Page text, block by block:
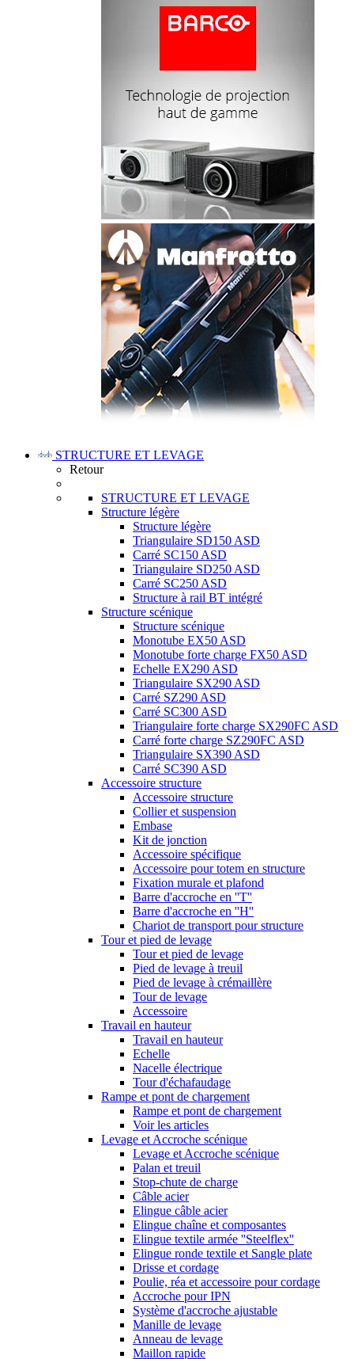
STRUCTURE ET LEVAGE
Retour
STRUCTURE ET LEVAGE
Structure légère
Structure légère
Triangulaire SD150 ASD
Carré SC150 ASD
Triangulaire SD250 ASD
Carré SC250 ASD
Structure à rail BT intégré
Structure scénique
Structure scénique
Monotube EX50 ASD
Monotube forte charge FX50 ASD
Echelle EX290 ASD
Triangulaire SX290 ASD
Carré SZ290 ASD
Carré SC300 ASD
Triangulaire forte charge SX290FC ASD
Carré forte charge SZ290FC ASD
Triangulaire SX390 ASD
Carré SC390 ASD
Accessoire structure
Accessoire structure
Collier et suspension
Embase
Kit de jonction
Accessoire spécifique
Accessoire pour totem en structure
Fixation murale et plafond
Barre d'accroche en ''T''
Barre d'accroche en ''H''
Chariot de transport pour structure
Tour et pied de levage
Tour et pied de levage
Pied de levage à treuil
Pied de levage à crémaillère
Tour de levage
Accessoire
Travail en hauteur
Travail en hauteur
Echelle
Nacelle électrique
Tour d'échafaudage
Rampe et pont de chargement
Rampe et pont de chargement
Voir les articles
Levage et Accroche scénique
Levage et Accroche scénique
Palan et treuil
Stop-chute de charge
Câble acier
Elingue câble acier
Elingue chaîne et composantes
Elingue textile armée ''Steelflex''
Elingue ronde textile et Sangle plate
Drisse et cordage
Poulie, réa et accessoire pour cordage
Accroche pour IPN
Système d'accroche ajustable
Manille de levage
Anneau de levage
Maillon rapide